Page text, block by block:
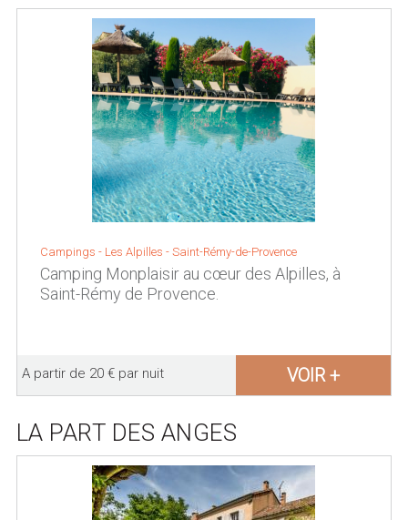
Campings - Les Alpilles - Saint-Rémy-de-Provence
Camping Monplaisir au cœur des Alpilles, à
Saint-Rémy de Provence.
A partir de 20 € par nuit VOIR +
LA PART DES ANGES